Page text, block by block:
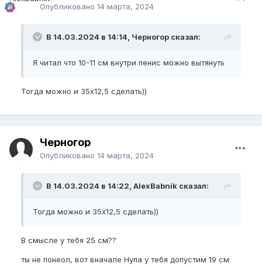
Опубликовано 14 марта, 2024
В 14.03.2024 в 14:14, Черногор сказал:
Я читал что 10-11 см внутри пенис можно вытянуть
Тогда можно и 35х12,5 сделать))
Черногор
Опубликовано 14 марта, 2024
В 14.03.2024 в 14:22, AlexBabnik сказал:
Тогда можно и 35х12,5 сделать))
В смысле у тебя 25 см??
ты не понеол, вот вначале Нупа у тебя допустим 19 см